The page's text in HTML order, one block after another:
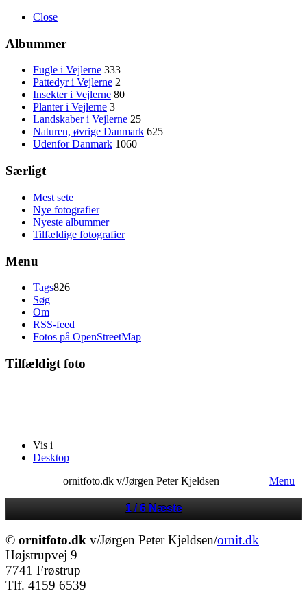
Close
Albummer
Fugle i Vejlerne 333
Pattedyr i Vejlerne 2
Insekter i Vejlerne 80
Planter i Vejlerne 3
Landskaber i Vejlerne 25
Naturen, øvrige Danmark 625
Udenfor Danmark 1060
Særligt
Mest sete
Nye fotografier
Nyeste albummer
Tilfældige fotografier
Menu
Tags826
Søg
Om
RSS-feed
Fotos på OpenStreetMap
Tilfældigt foto
Vis i
Desktop
ornitfoto.dk v/Jørgen Peter Kjeldsen
Menu
1 / 6 Næste
© ornitfoto.dk v/Jørgen Peter Kjeldsen/ornit.dk
Højstrupvej 9
7741 Frøstrup
Tlf. 4159 6539